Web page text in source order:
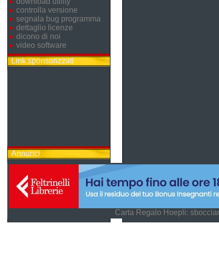
controlla versione
segnala bug programma
dettaglio licenze
dicono di noi
video software
Link sponsorizzati
Annunci
Carta Regalo Hoepli: